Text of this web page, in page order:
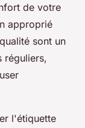
de votre
approprié
sont un
réguliers,
l'étiquette